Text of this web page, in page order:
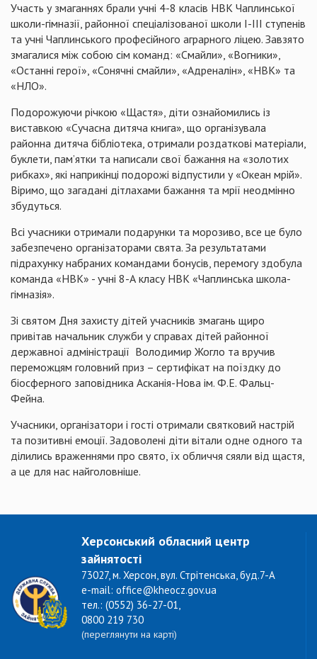
Участь у змаганнях брали учні 4-8 класів НВК Чаплинської
школи-гімназії, районної спеціалізованої школи І-ІІІ ступенів
та учні Чаплинського професійного аграрного ліцею. Завзято
змагалися між собою сім команд: «Смайли», «Вогники»,
«Останні герої», «Сонячні смайли», «Адреналін», «НВК» та
«НЛО».
Подорожуючи річкою «Щастя», діти ознайомились із
виставкою «Сучасна дитяча книга», що організувала
районна дитяча бібліотека, отримали роздаткові матеріали,
буклети, пам’ятки та написали свої бажання на «золотих
рибках», які наприкінці подорожі відпустили у «Океан мрій».
Віримо, що загадані дітлахами бажання та мрії неодмінно
збудуться.
Всі учасники отримали подарунки та морозиво, все це було
забезпечено організаторами свята. За результатами
підрахунку набраних командами бонусів, перемогу здобула
команда «НВК» - учні 8-А класу НВК «Чаплинська школа-
гімназія».
Зі святом Дня захисту дітей учасників змагань щиро
привітав начальник служби у справах дітей районної
державної адміністрації Володимир Жогло та вручив
переможцям головний приз – сертифікат на поїздку до
біосферного заповідника Асканія-Нова ім. Ф.Е. Фальц-
Фейна.
Учасники, організатори і гості отримали святковий настрій
та позитивні емоції. Задоволені діти вітали одне одного та
ділились враженнями про свято, їх обличчя сяяли від щастя,
а це для нас найголовніше.
Херсонський обласний центр
зайнятості
73027, м. Херсон, вул. Стрітенська, буд.7-А
e-mail: office@kheocz.gov.ua
тел.: (0552) 36-27-01,
0800 219 730
(переглянути на карті)